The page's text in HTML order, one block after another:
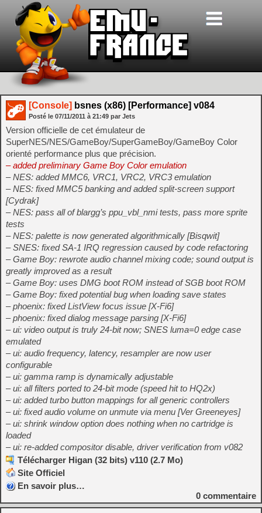
[Console] bsnes (x86) [Performance] v084
Posté le 07/11/2011 à 21:49 par Jets
Version officielle de cet émulateur de
SuperNES/NES/GameBoy/SuperGameBoy/GameBoy Color
orienté performance plus que précision.
– added preliminary Game Boy Color emulation
– NES: added MMC6, VRC1, VRC2, VRC3 emulation
– NES: fixed MMC5 banking and added split-screen support
[Cydrak]
– NES: pass all of blargg’s ppu_vbl_nmi tests, pass more sprite
tests
– NES: palette is now generated algorithmically [Bisqwit]
– SNES: fixed SA-1 IRQ regression caused by code refactoring
– Game Boy: rewrote audio channel mixing code; sound output is
greatly improved as a result
– Game Boy: uses DMG boot ROM instead of SGB boot ROM
– Game Boy: fixed potential bug when loading save states
– phoenix: fixed ListView focus issue [X-Fi6]
– phoenix: fixed dialog message parsing [X-Fi6]
– ui: video output is truly 24-bit now; SNES luma=0 edge case
emulated
– ui: audio frequency, latency, resampler are now user
configurable
– ui: gamma ramp is dynamically adjustable
– ui: all filters ported to 24-bit mode (speed hit to HQ2x)
– ui: added turbo button mappings for all generic controllers
– ui: fixed audio volume on unmute via menu [Ver Greeneyes]
– ui: shrink window option does nothing when no cartridge is
loaded
– ui: re-added compositor disable, driver verification from v082
Télécharger Higan (32 bits) v110 (2.7 Mo)
Site Officiel
En savoir plus…
0 commentaire